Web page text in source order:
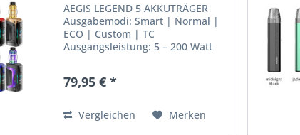
AEGIS LEGEND 5 AKKUTRÄGER
Ausgabemodi: Smart | Normal |
ECO | Custom | TC
Ausgangsleistung: 5 – 200 Watt
Ohm Temperaturbereich: 100 –
1,08”...
79,95 € *
Vergleichen Merken